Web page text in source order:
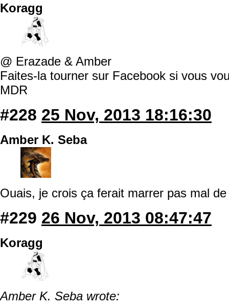
Koragg
@ Erazade & Amber
Faites-la tourner sur Facebook si vous
MDR
#228 25 Nov, 2013 18:16:30
Amber K. Seba
Ouais, je crois ça ferait marrer pas mal
#229 26 Nov, 2013 08:47:47
Koragg
Amber K. Seba wrote: